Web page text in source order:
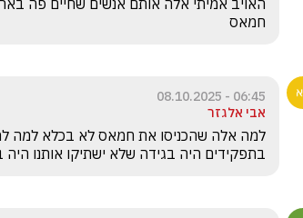
חמאס
06:45 - 08.10.2025
אבי אלגזר
בתפקידים היה בגידה שלא ישתיקו אותנו היה